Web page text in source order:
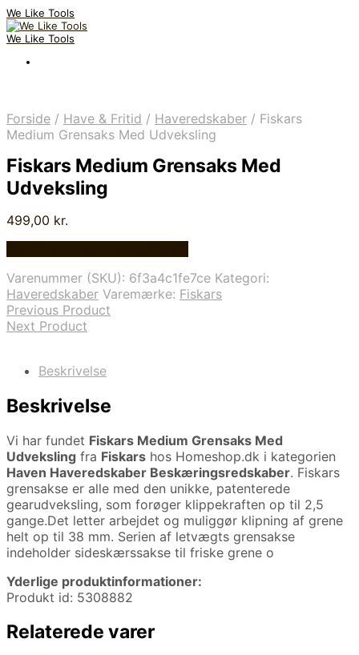
We Like Tools
We Like Tools
Forside / Have & Fritid / Haveredskaber / Fiskars
Medium Grensaks Med Udveksling
Fiskars Medium Grensaks Med
Udveksling
499,00 kr.
Varenummer (SKU): 6f3a4c1fe7ce Kategori:
Haveredskaber Varemærke: Fiskars
Previous Product
Next Product
Beskrivelse
Beskrivelse
Vi har fundet Fiskars Medium Grensaks Med
Udveksling fra Fiskars hos Homeshop.dk i kategorien
Haven Haveredskaber Beskæringsredskaber. Fiskars
grensakse er alle med den unikke, patenterede
gearudveksling, som forøger klippekraften op til 2,5
gange.Det letter arbejdet og muliggør klipning af grene
helt op til 38 mm. Serien af letvægts grensakse
indeholder sideskærssakse til friske grene o
Yderlige produktinformationer:
Produkt id: 5308882
Relaterede varer